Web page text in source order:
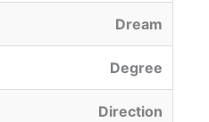
Dream
Degree
Direction